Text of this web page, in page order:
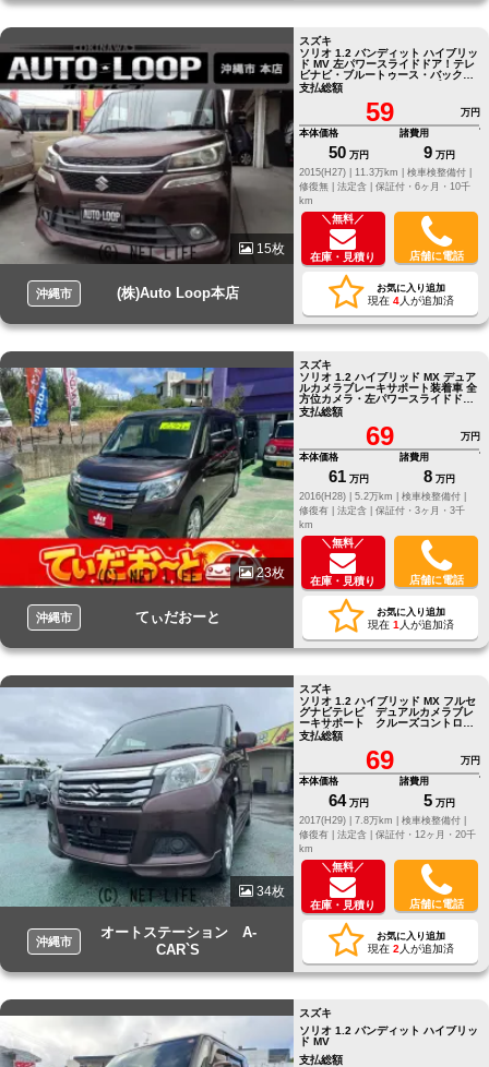
15枚
沖縄市 (株)Auto Loop本店
スズキ
ソリオ 1.2 バンディット ハイブリッ
ド MV 左パワースライドドア！テレ
ビナビ・ブルートゥース・バックカ
メラ。アイドリングストップ。
支払総額
59
万円
本体価格
50 万円
諸費用
9 万円
2015(H27) |
11.3万km |
検車検整備付 |
修復無 | 法定含 | 保証付・6ヶ月・10千
km
＼無料／
在庫・見積り 店舗に電話
お気に入り追加
現在 4人が追加済
23枚
沖縄市 てぃだおーと
スズキ
ソリオ 1.2 ハイブリッド MX デュア
ルカメラブレーキサポート装着車 全
方位カメラ・左パワースライドド
ア・ステアリモコン・スマートキ
ー・純正アルミ
支払総額
69
万円
本体価格
61 万円
諸費用
8 万円
2016(H28) |
5.2万km |
検車検整備付 |
修復有 | 法定含 | 保証付・3ヶ月・3千
km
＼無料／
在庫・見積り 店舗に電話
お気に入り追加
現在 1 人が追加済
34枚
沖縄市
オートステーション A-
CAR`S
スズキ
ソリオ 1.2 ハイブリッド MX フルセ
グナビテレビ デュアルカメラブレ
ーキサポート クルーズコントロー
ル 片側パワースライドドア
支払総額
69
万円
本体価格
64 万円
諸費用
5 万円
2017(H29) |
7.8万km |
検車検整備付 |
修復有 | 法定含 | 保証付・12ヶ月・20千
km
＼無料／
在庫・見積り 店舗に電話
お気に入り追加
現在 2 人が追加済
スズキ
ソリオ 1.2 バンディット ハイブリッ
ド MV
支払総額